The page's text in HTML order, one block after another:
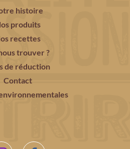
histoire
produits
recettes
trouver ?
de réduction
Contact